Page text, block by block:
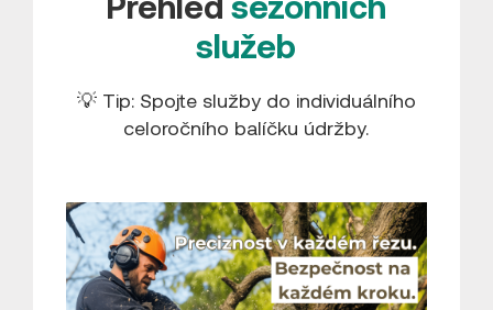
služeb
💡 Tip: Spojte služby do individuálního
celoročního balíčku údržby.